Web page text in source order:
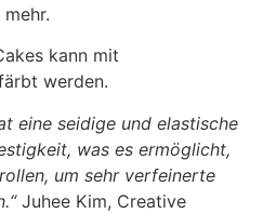
kann mit
werden.
eine seidige und elastische
was es ermöglicht,
um sehr verfeinerte
Juhee Kim, Creative